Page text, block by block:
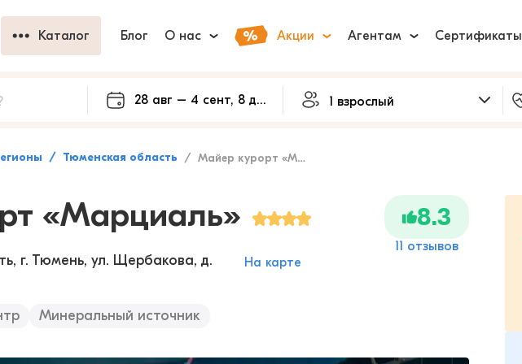
Каталог Блог О нас Акции Агентам Сертификаты
Тюменская область Майер курорт «Марциаль»
«Марциаль»
г. Тюмень, ул. Щербакова, д.
На карте
Минеральный источник
8.3
11 отзывов